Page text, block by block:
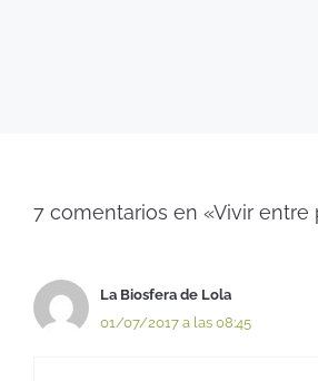
7 comentarios en «Vivir entre
La Biosfera de Lola
01/07/2017 a las 08:45